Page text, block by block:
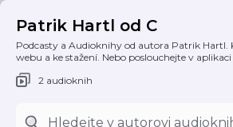
Patrik Hartl od C
Podcasty a Audioknihy od autora Patrik Hartl.
webu a ke stažení. Nebo poslouchejte v
2 audioknih